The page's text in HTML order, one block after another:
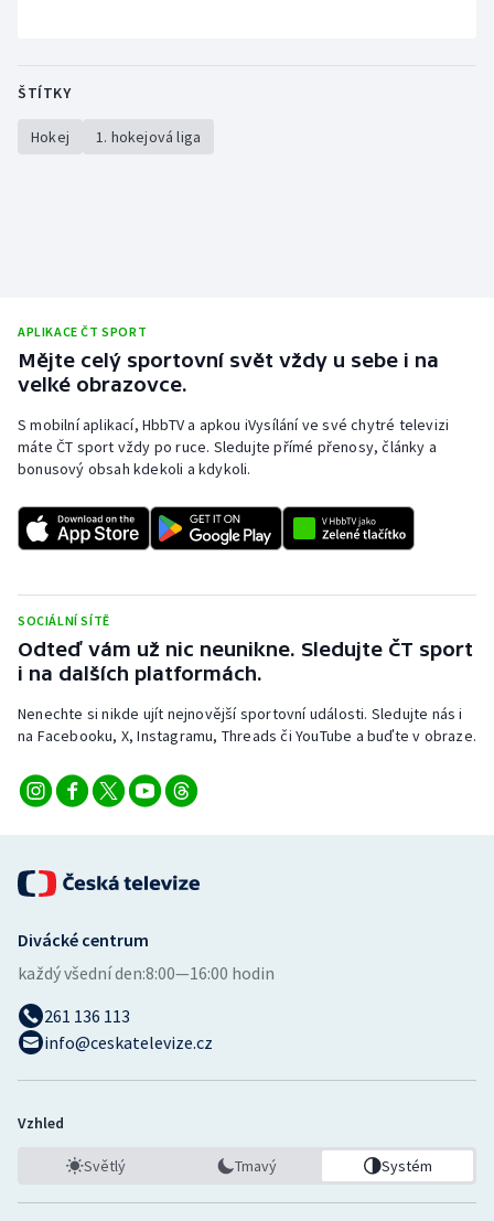
Plavání
Plážový volejbal
Ragby
Rychlobruslení
Short track
Sportovní střelba
Stolní tenis
Triatlon
Vodní slalom
Ostatní
ŠTÍTKY
Hokej 1. hokejová liga
APLIKACE ČT SPORT
Mějte celý sportovní svět vždy u sebe i na
velké obrazovce.
S mobilní aplikací, HbbTV a apkou iVysílání ve své chytré televizi
máte ČT sport vždy po ruce. Sledujte přímé přenosy, články a
bonusový obsah kdekoli a kdykoli.
SOCIÁLNÍ SÍTĚ
Odteď vám už nic neunikne. Sledujte ČT sport
i na dalších platformách.
Nenechte si nikde ujít nejnovější sportovní události. Sledujte nás i
na Facebooku, X, Instagramu, Threads či YouTube a buďte v obraze.
Divácké centrum
každý všední den:8:00—16:00 hodin
261 136 113
info@ceskatelevize.cz
Vzhled
Světlý Tmavý Systém